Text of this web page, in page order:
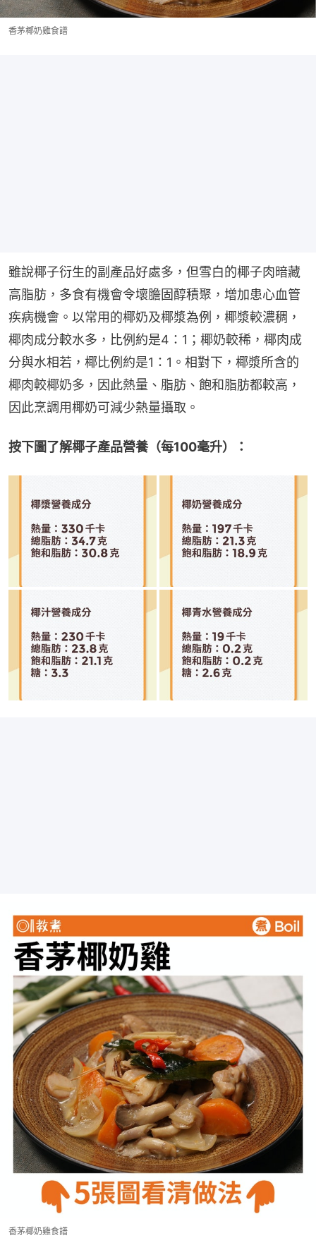
香茅椰奶雞食譜
雖說椰子衍生的副產品好處多，但雪白的椰子肉暗藏
高脂肪，多食有機會令壞膽固醇積聚，增加患心血管
疾病機會。以常用的椰奶及椰漿為例，椰漿較濃稠，
椰肉成分較水多，比例約是4：1；椰奶較稀，椰肉成
分與水相若，椰比例約是1：1。相對下，椰漿所含的
椰肉較椰奶多，因此熱量、脂肪、飽和脂肪都較高，
因此烹調用椰奶可減少熱量攝取。
按下圖了解椰子產品營養（每100毫升）：
香茅椰奶雞食譜